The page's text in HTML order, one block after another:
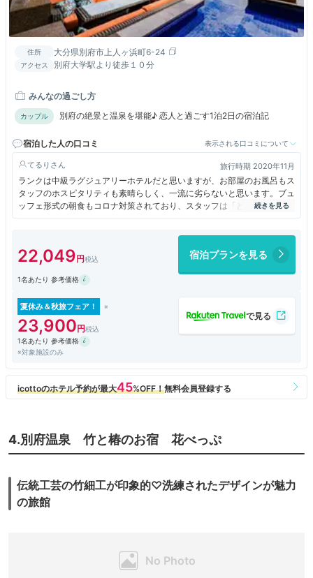
住所 大分県別府市上人ヶ浜町6-24
アクセス 別府大学駅より徒歩１０分
みんなの過ごし方
カップル 別府の絶景と温泉を堪能♪ 恋人と過ごす1泊2日の宿泊記
宿泊した人の口コミ 表示される口コミについて
てるり 旅行時期 2020年11月
ランクは中級ラグジュアリーホテルだと思いますが、お部屋のお風呂もス
タッフのホスピタリティも素晴らしく、一流に劣らないと思います。ブュ
ッフェ形式の朝食もコロナ対策されており、スタッフは「どちらが必要で
すか？」とお声掛けしてくれます。また泊まりたいホテルです。
22,049 宿泊プランを見る
1名あたり 参考価格
夏休み＆秋旅フェア！
23,900
1名あたり 参考価格
※対象施設のみ
4.別府温泉 竹と椿のお宿 花べっぷ
伝統工芸の竹細工が印象的♡洗練されたデザインが魅力
の旅館